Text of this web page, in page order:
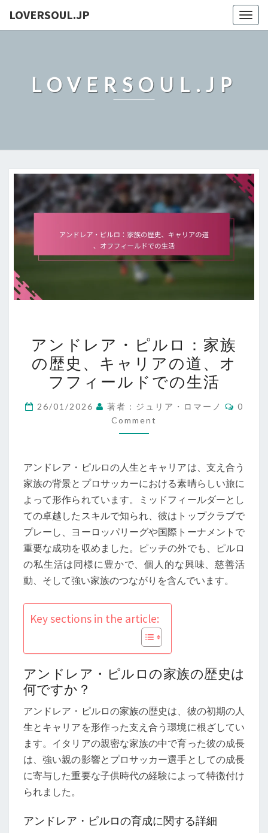
LOVERSOUL.JP
LOVERSOUL.JP
ン
ド
レ
ピ
ル
家
族
の
史、
キ
ャ
リ
ア
の
道、
フ
フ
ル
ド
で
の
生
アンドレア・ピルロ：家族
の歴史、キャリアの道、オ
フフィールドでの生活
26/01/2026 著者：ジュリア・ロマーノ
0
Comment
アンドレア・ピルロの人生とキャリアは、支え合う
家族の背景とプロサッカーにおける素晴らしい旅に
よって形作られています。ミッドフィールダーとし
ての卓越したスキルで知られ、彼はトップクラブで
プレーし、ヨーロッパリーグや国際トーナメントで
重要な成功を収めました。ピッチの外でも、ピルロ
の私生活は同様に豊かで、個人的な興味、慈善活
動、そして強い家族のつながりを含んでいます。
Key sections in the article:
アンドレア・ピルロの家族の歴史は
何ですか？
アンドレア・ピルロの家族の歴史は、彼の初期の人
生とキャリアを形作った支え合う環境に根ざしてい
ます。イタリアの親密な家族の中で育った彼の成長
は、強い親の影響とプロサッカー選手としての成長
に寄与した重要な子供時代の経験によって特徴付け
られました。
アンドレア・ピルロの育成に関する詳細